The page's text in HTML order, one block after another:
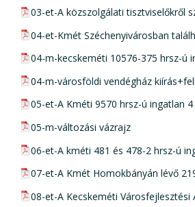
pdf csatolmány:
03-et-A közszolgálati tisztviselőkről
pdf csatolmány:
04-et-Kmét Széchenyivárosban
pdf csatolmány:
04-m-kecskeméti 10576-375 hrsz-ú
pdf csatolmány:
04-m-városföldi vendégház
pdf csatolmány:
05-et-A Kméti 9570 hrsz-ú ingatlan
pdf csatolmány:
05-m-változási vázrajz
pdf csatolmány:
06-et-A kméti 481 és 478-2 hrsz-ú
pdf csatolmány:
07-et-A Kmét Homokbányán lévő
pdf csatolmány:
08-et-A Kecskeméti